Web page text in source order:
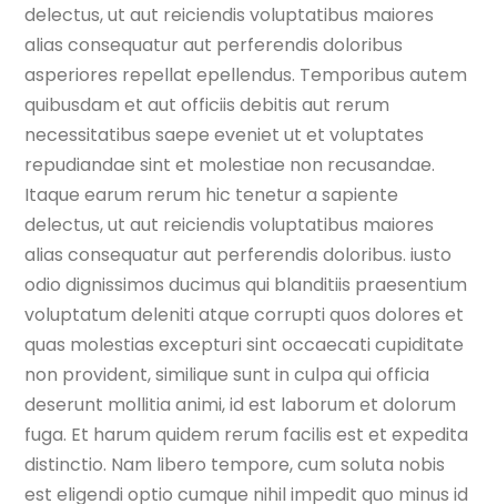
delectus, ut aut reiciendis voluptatibus maiores
alias consequatur aut perferendis doloribus
asperiores repellat epellendus. Temporibus autem
quibusdam et aut officiis debitis aut rerum
necessitatibus saepe eveniet ut et voluptates
repudiandae sint et molestiae non recusandae.
Itaque earum rerum hic tenetur a sapiente
delectus, ut aut reiciendis voluptatibus maiores
alias consequatur aut perferendis doloribus. iusto
odio dignissimos ducimus qui blanditiis praesentium
voluptatum deleniti atque corrupti quos dolores et
quas molestias excepturi sint occaecati cupiditate
non provident, similique sunt in culpa qui officia
deserunt mollitia animi, id est laborum et dolorum
fuga. Et harum quidem rerum facilis est et expedita
distinctio. Nam libero tempore, cum soluta nobis
est eligendi optio cumque nihil impedit quo minus id